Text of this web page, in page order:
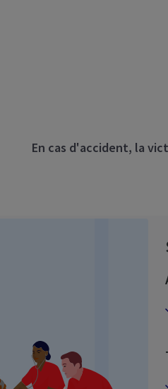
En cas d'accident, la